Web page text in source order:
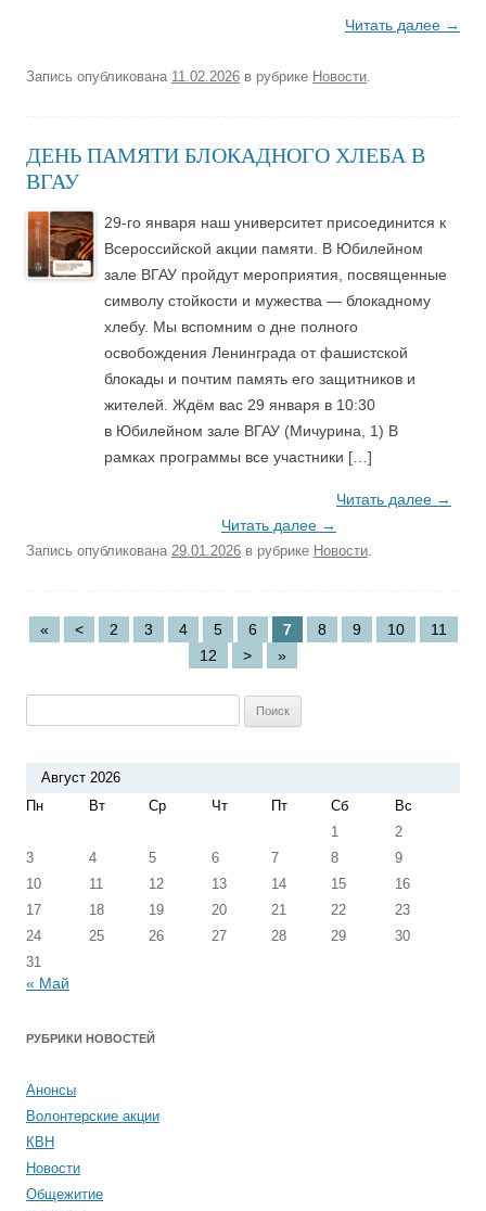
Читать далее →
Запись опубликована 11.02.2026 в рубрике Новости.
ДЕНЬ ПАМЯТИ БЛОКАДНОГО ХЛЕБА В
ВГАУ
29-го января наш университет присоединится к
Всероссийской акции памяти. В Юбилейном
зале ВГАУ пройдут мероприятия, посвященные
символу стойкости и мужества — блокадному
хлебу. Мы вспомним о дне полного
освобождения Ленинграда от фашистской
блокады и почтим память его защитников и
жителей. Ждём вас 29 января в 10:30
в Юбилейном зале ВГАУ (Мичурина, 1) В
рамках программы все участники […]
Читать далее →
Читать далее →
Запись опубликована 29.01.2026 в рубрике Новости.
« < 2 3 4 5 6 7 8 9 10
11
12
> »
Август 2026
Пн
Вт Ср Чт Пт Сб
Вс
1
2
3
4 5 6 7 8
9
10
11 12 13 14 15
16
17
18 19 20 21 22
23
24
25 26 27 28 29
30
31
« Май
РУБРИКИ НОВОСТЕЙ
Анонсы
Волонтерские акции
КВН
Новости
Общежитие